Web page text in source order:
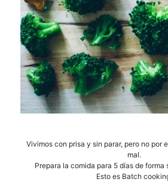
Vivimos con prisa y sin parar, pero no por
mal.
Prepara la comida para 5 días de forma
Esto es Batch